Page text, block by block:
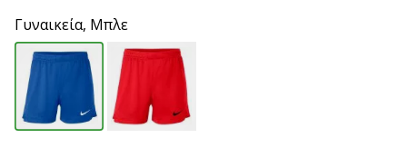
της
μάρκας
μας.
11. 8. 2022
Γυναικεία, Μπλε